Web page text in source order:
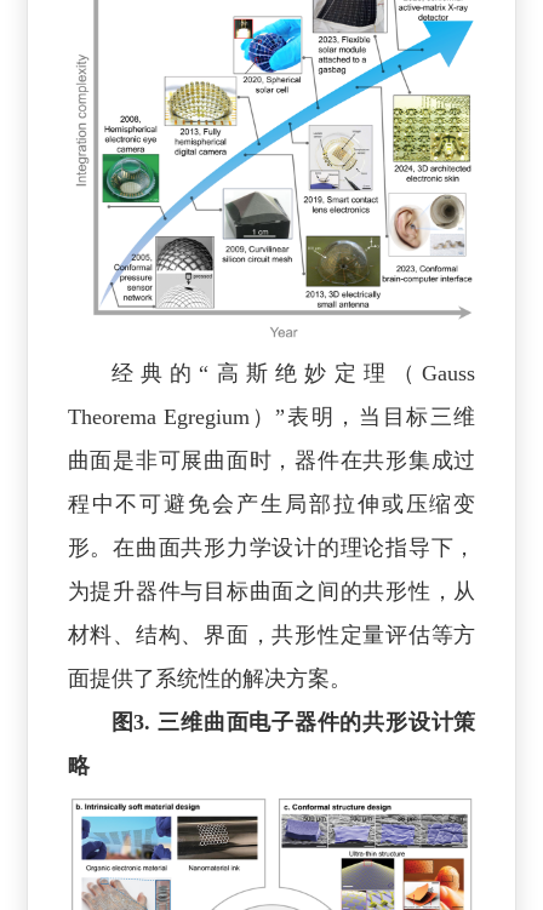
经典的“高斯绝妙定理（Gauss
Theorema Egregium）”表明，当目标三维
曲面是非可展曲面时，器件在共形集成过
程中不可避免会产生局部拉伸或压缩变
形。在曲面共形力学设计的理论指导下，
为提升器件与目标曲面之间的共形性，从
材料、结构、界面，共形性定量评估等方
面提供了系统性的解决方案。
图3. 三维曲面电子器件的共形设计策
略